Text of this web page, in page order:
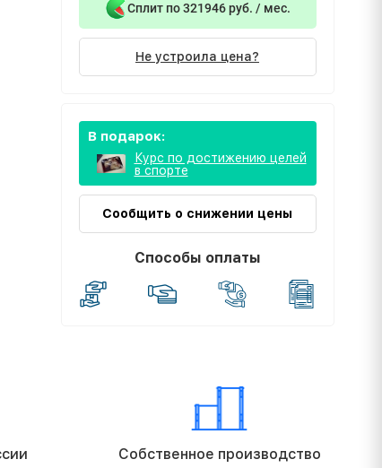
Сплит по 321946 руб. / мес.
Не устроила цена?
В подарок:
Курс по достижению целей
в спорте
Сообщить о снижении цены
Способы оплаты
Собственное производство